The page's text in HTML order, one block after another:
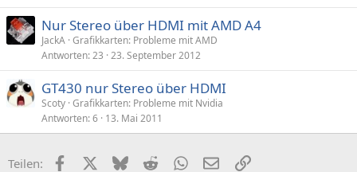
Nur Stereo über HDMI mit AMD A4
JackA Grafikkarten: Probleme mit AMD
Antworten 23 23. September 2012
GT430 nur Stereo über HDMI
Scoty Grafikkarten: Probleme mit Nvidia
Antworten 6 13. Mai 2011
Teilen: FacebookX (Twitter)
BlueskyRedditWhatsApp
E-MailLink